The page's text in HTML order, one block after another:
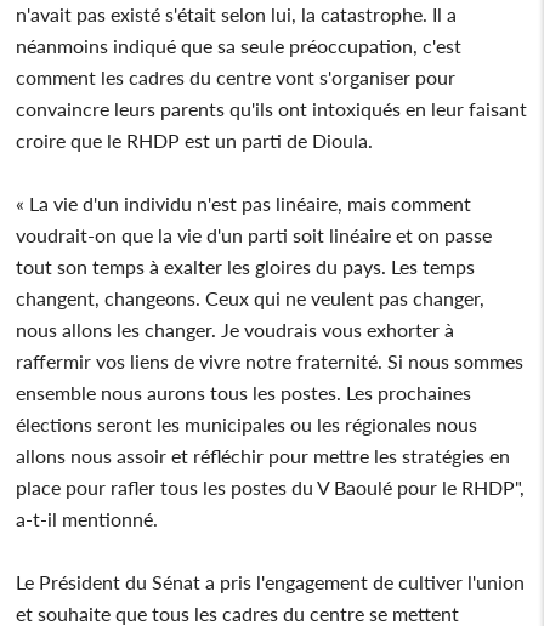
n'avait pas existé s'était selon lui, la catastrophe. Il a
néanmoins indiqué que sa seule préoccupation, c'est
comment les cadres du centre vont s'organiser pour
convaincre leurs parents qu'ils ont intoxiqués en leur faisant
croire que le RHDP est un parti de Dioula.
« La vie d'un individu n'est pas linéaire, mais comment
voudrait-on que la vie d'un parti soit linéaire et on passe
tout son temps à exalter les gloires du pays. Les temps
changent, changeons. Ceux qui ne veulent pas changer,
nous allons les changer. Je voudrais vous exhorter à
raffermir vos liens de vivre notre fraternité. Si nous sommes
ensemble nous aurons tous les postes. Les prochaines
élections seront les municipales ou les régionales nous
allons nous assoir et réfléchir pour mettre les stratégies en
place pour rafler tous les postes du V Baoulé pour le RHDP",
a-t-il mentionné.
Le Président du Sénat a pris l'engagement de cultiver l'union
et souhaite que tous les cadres du centre se mettent